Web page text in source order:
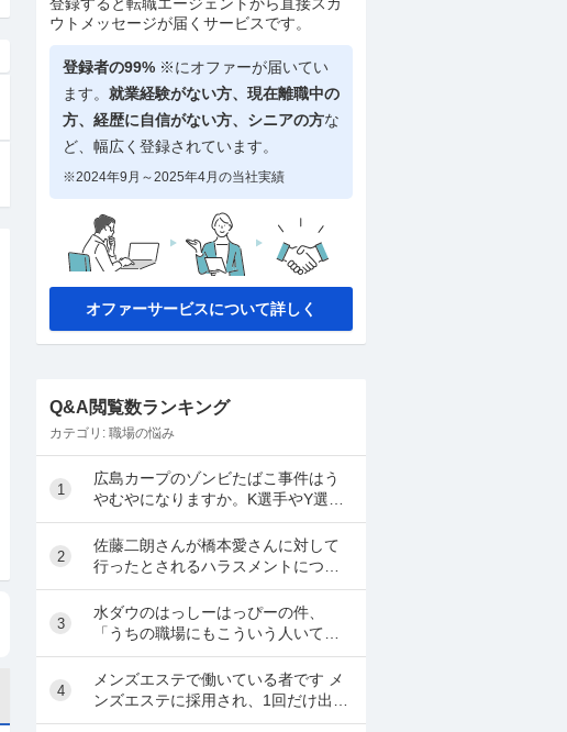
ウトメッセージが届くサービスです。
登録者の99% ※にオファーが届いてい
ます。 就業経験がない方、現在離職中の
方、 経歴に自信がない方、シニアの方な
ど、幅広く登録されています。
※2024年9月～2025年4月の当社実績
オファーサービスについて詳しく
Q&A閲覧数ランキング
カテゴリ: 職場の悩み
1
広島カープのゾンビたばこ事件はう
やむやになりますか。K選手やY選手
は名前が上がってしましたよね。
2
佐藤二朗さんが橋本愛さんに対して
行ったとされるハラスメントについ
て、佐藤二朗さんを擁護する意見が
多いですよね。 これは極端に言え
ば、 「ハラスメントでは...
3
水ダウのはっしーはっぴーの件、
「うちの職場にもこういう人いて笑
えない」っていう共感のポストがツ
イッターやyoutubeのコメント欄に多
すぎてそっちに驚いて...
4
メンズエステで働いている者です メ
ンズエステに採用され、1回だけ出勤
したのですが、研修（店長が担当）